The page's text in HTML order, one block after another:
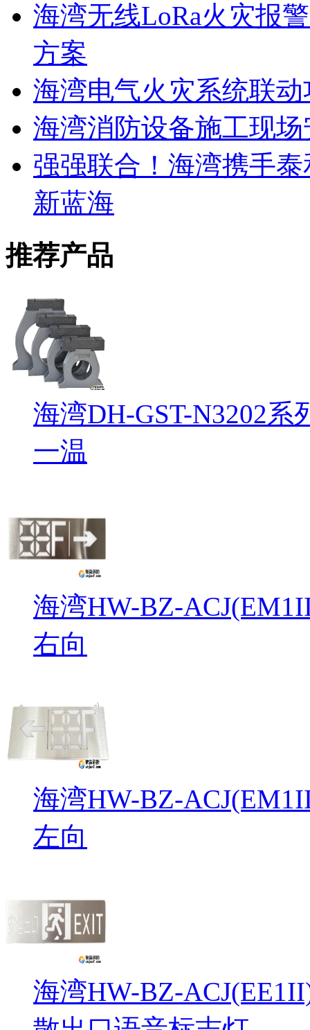
海湾无线LoRa火灾报
方案
海湾电气火灾系统联
海湾消防设备施工现
强强联合！海湾携手
新蓝海
推荐产品
海湾DH-GST-N3202
一温
海湾HW-BZ-
右向
海湾HW-BZ-
左向
海湾HW-BZ-